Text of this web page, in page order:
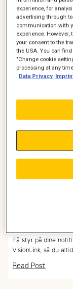
ZEPPELIN
indleder
med FARESIN
Zeppelin
lanceres på det
marked
Read Post
Få styr på dine
VisionLink, så du
vigtige hændelser –
Read Post
experience, for
advertising through
communication with
experience.
your consent to the
the USA. You can
"Change cookie
processing at any
Data Privacy